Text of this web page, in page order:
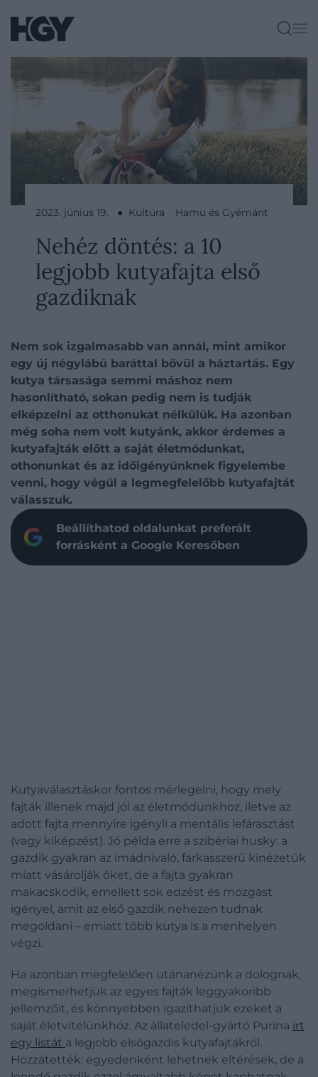
2023. június 19. ● Kultúra Hamu és Gyémánt
Nehéz döntés: a 10
legjobb kutyafajta első
gazdiknak
Nem sok izgalmasabb van annál, mint amikor
egy új négylábú baráttal bővül a háztartás. Egy
kutya társasága semmi máshoz nem
hasonlítható, sokan pedig nem is tudják
elképzelni az otthonukat nélkülük. Ha azonban
még soha nem volt kutyánk, akkor érdemes a
kutyafajták előtt a saját életmódunkat,
othonunkat és az időigényünknek figyelembe
venni, hogy végül a legmegfelelőbb kutyafajtát
válasszuk.
Beállíthatod oldalunkat preferált
forrásként a Google Keresőben
Kutyaválasztáskor fontos mérlegelni, hogy mely
fajták illenek majd jól az életmódunkhoz, iletve az
adott fajta mennyire igényli a mentális lefárasztást
(vagy kiképzést). Jó példa erre a szibériai husky: a
gazdik gyakran az imádnivaló, farkasszerű kinézetük
miatt vásárolják őket, de a fajta gyakran
makacskodik, emellett sok edzést és mozgást
igényel, amit az első gazdik nehezen tudnak
megoldani – emiatt több kutya is a menhelyen
végzi.
Ha azonban megfelelően utánanézünk a dolognak,
megismerhetjük az egyes fajták leggyakoribb
jellemzőit, és könnyebben igazíthatjuk ezeket a
saját életvitelünkhöz. Az állateledel-gyártó Purina írt
egy listát a legjobb elsőgazdis kutyafajtákról.
Hozzátették: egyedenként lehetnek eltérések, de a